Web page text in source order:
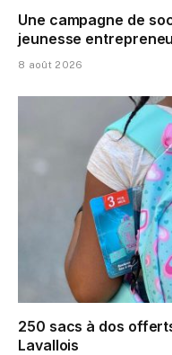
Une campagne de
jeunesse
8 août 2026
250 sacs à dos
Lavallois